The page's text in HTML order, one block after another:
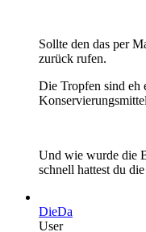
Sollte den das per
zurück rufen.
Die Tropfen sind eh
Und wie wurde die
schnell hattest du
DieDa
User